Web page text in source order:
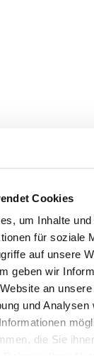
Cookies
um Inhalte
für soziale
auf unsere
geben wir
an
und Analysen
die Sie
Sie